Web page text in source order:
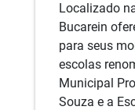
Localizado
Bucarein
para seus
escolas
Municipal
Souza e a